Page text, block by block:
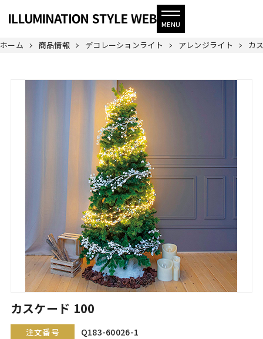
ホーム 商品情報 デコレーションライト アレンジライト カ
カスケード 100
注文番号
Q183-60026-1